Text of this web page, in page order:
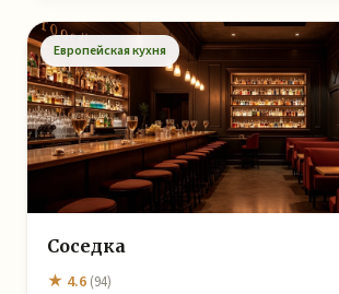
Европейская кухня
Соседка
★ 4.6 (94)